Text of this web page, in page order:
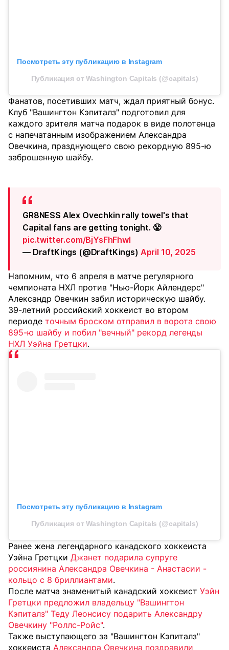
Посмотреть эту публикацию в Instagram
Публикация от Washington Capitals (@capitals)
Фанатов, посетивших матч, ждал приятный бонус.
Клуб "Вашингтон Кэпиталз" подготовил для
каждого зрителя матча подарок в виде полотенца
с напечатанным изображением Александра
Овечкина, празднующего свою рекордную 895-ю
заброшенную шайбу.
GR8NESS Alex Ovechkin rally towel's that
Capital fans are getting tonight. 😤
pic.twitter.com/BjYsFhFhwl
— DraftKings (@DraftKings) April 10, 2025
Напомним, что 6 апреля в матче регулярного
чемпионата НХЛ против "Нью-Йорк Айлендерс"
Александр Овечкин забил историческую шайбу.
39-летний российский хоккеист во втором
периоде точным броском отправил в ворота свою
895-ю шайбу и побил "вечный" рекорд легенды
НХЛ Уэйна Гретцки.
Посмотреть эту публикацию в Instagram
Публикация от Washington Capitals (@capitals)
Ранее жена легендарного канадского хоккеиста
Уэйна Гретцки Джанет подарила супруге
россиянина Александра Овечкина - Анастасии -
кольцо с 8 бриллиантами.
После матча знаменитый канадский хоккеист Уэйн
Гретцки предложил владельцу "Вашингтон
Кэпиталз" Теду Леонсису подарить Александру
Овечкину "Роллс-Ройс".
Также выступающего за "Вашингтон Кэпиталз"
хоккеиста Александра Овечкина поздравили